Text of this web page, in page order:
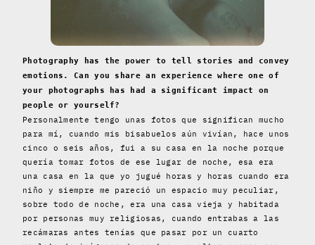
Photography has the power to tell stories and convey
emotions. Can you share an experience where one of
your photographs has had a significant impact on
people or yourself?
Personalmente tengo unas fotos que significan mucho
para mí, cuando mis bisabuelos aún vivían, hace unos
cinco o seis años, fui a su casa en la noche porque
quería tomar fotos de ese lugar de noche, esa era
una casa en la que yo jugué horas y horas cuando era
niño y siempre me pareció un espacio muy peculiar,
sobre todo de noche, era una casa vieja y habitada
por personas muy religiosas, cuando entrabas a las
recámaras antes tenías que pasar por un cuarto